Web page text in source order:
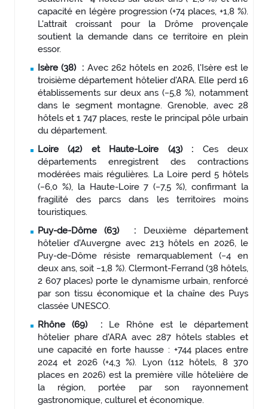
capacité en légère progression (+74 places, +1,8 %).
L'attrait croissant pour la Drôme provençale
soutient la demande dans ce territoire en plein
essor.
Isère (38) : Avec 262 hôtels en 2026, l'Isère est le
troisième département hôtelier d'ARA. Elle perd 16
établissements sur deux ans (−5,8 %), notamment
dans le segment montagne. Grenoble, avec 28
hôtels et 1 747 places, reste le principal pôle urbain
du département.
Loire (42) et Haute-Loire (43) : Ces deux
départements enregistrent des contractions
modérées mais régulières. La Loire perd 5 hôtels
(−6,0 %), la Haute-Loire 7 (−7,5 %), confirmant la
fragilité des parcs dans les territoires moins
touristiques.
Puy-de-Dôme (63) : Deuxième département
hôtelier d'Auvergne avec 213 hôtels en 2026, le
Puy-de-Dôme résiste remarquablement (−4 en
deux ans, soit −1,8 %). Clermont-Ferrand (38 hôtels,
2 607 places) porte le dynamisme urbain, renforcé
par son tissu économique et la chaîne des Puys
classée UNESCO.
Rhône (69) : Le Rhône est le département
hôtelier phare d'ARA avec 287 hôtels stables et
une capacité en forte hausse : +744 places entre
2024 et 2026 (+4,3 %). Lyon (112 hôtels, 8 370
places en 2026) est la première ville hôtelière de
la région, portée par son rayonnement
gastronomique, culturel et économique.